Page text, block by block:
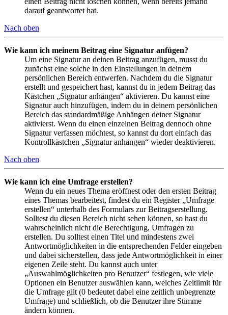
darauf geantwortet hat.
Nach oben
Wie kann ich meinem Beitrag eine Signatur anfügen?
Um eine Signatur an deinen Beitrag anzufügen, musst du
zunächst eine solche in den Einstellungen in deinem
persönlichen Bereich entwerfen. Nachdem du die Signatur
erstellt und gespeichert hast, kannst du in jedem Beitrag das
Kästchen „Signatur anhängen“ aktivieren. Du kannst eine
Signatur auch hinzufügen, indem du in deinem persönlichen
Bereich das standardmäßige Anhängen deiner Signatur
aktivierst. Wenn du einen einzelnen Beitrag dennoch ohne
Signatur verfassen möchtest, so kannst du dort einfach das
Kontrollkästchen „Signatur anhängen“ wieder deaktivieren.
Nach oben
Wie kann ich eine Umfrage erstellen?
Wenn du ein neues Thema eröffnest oder den ersten Beitrag
eines Themas bearbeitest, findest du ein Register „Umfrage
erstellen“ unterhalb des Formulars zur Beitragserstellung.
Solltest du diesen Bereich nicht sehen können, so hast du
wahrscheinlich nicht die Berechtigung, Umfragen zu
erstellen. Du solltest einen Titel und mindestens zwei
Antwortmöglichkeiten in die entsprechenden Felder eingeben
und dabei sicherstellen, dass jede Antwortmöglichkeit in einer
eigenen Zeile steht. Du kannst auch unter
„Auswahlmöglichkeiten pro Benutzer“ festlegen, wie viele
Optionen ein Benutzer auswählen kann, welches Zeitlimit für
die Umfrage gilt (0 bedeutet dabei eine zeitlich unbegrenzte
Umfrage) und schließlich, ob die Benutzer ihre Stimme
ändern können.